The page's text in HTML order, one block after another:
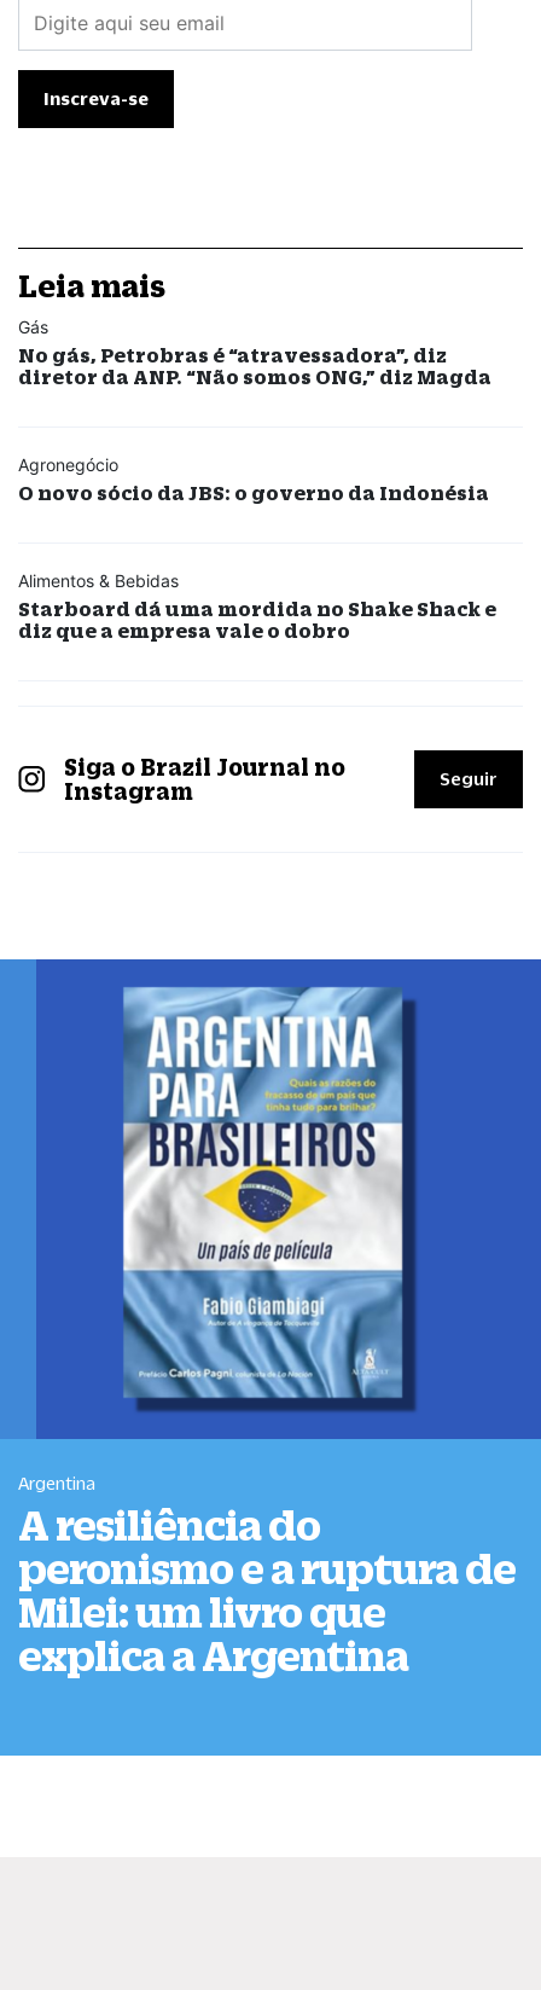
Leia mais
Gás
No gás, Petrobras é “atravessadora”, diz
diretor da ANP. “Não somos ONG,” diz Magda
Agronegócio
O novo sócio da JBS: o governo da Indonésia
Alimentos & Bebidas
Starboard dá uma mordida no Shake Shack e
diz que a empresa vale o dobro
Siga o Brazil Journal no
Instagram
Seguir
Argentina
A resiliência do
peronismo e a ruptura de
Milei: um livro que
explica a Argentina